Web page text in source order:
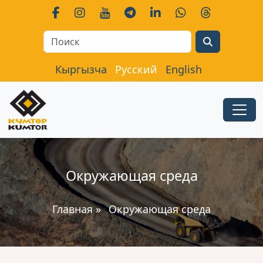
Кыргызча Русский English
Окружающая среда
Главная» Окружающая среда